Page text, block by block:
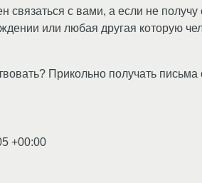
с вами, а если не
или любая другая которую
Прикольно получать
+00:00